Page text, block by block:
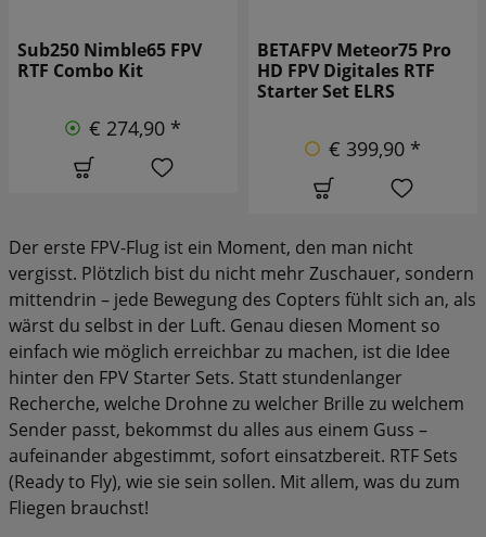
Sub250 Nimble65 FPV
RTF Combo Kit
€ 274,90 *
BETAFPV Meteor75 Pro
HD FPV Digitales RTF
Starter Set ELRS
€ 399,90 *
Der erste FPV-Flug ist ein Moment, den man nicht
vergisst. Plötzlich bist du nicht mehr Zuschauer, sondern
mittendrin – jede Bewegung des Copters fühlt sich an, als
wärst du selbst in der Luft. Genau diesen Moment so
einfach wie möglich erreichbar zu machen, ist die Idee
hinter den FPV Starter Sets. Statt stundenlanger
Recherche, welche Drohne zu welcher Brille zu welchem
Sender passt, bekommst du alles aus einem Guss –
aufeinander abgestimmt, sofort einsatzbereit. RTF Sets
(Ready to Fly), wie sie sein sollen. Mit allem, was du zum
Fliegen brauchst!